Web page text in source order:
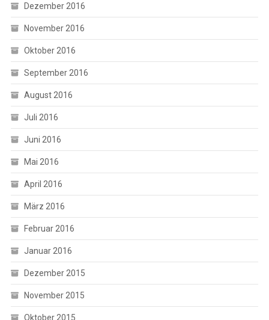
Dezember 2016
November 2016
Oktober 2016
September 2016
August 2016
Juli 2016
Juni 2016
Mai 2016
April 2016
März 2016
Februar 2016
Januar 2016
Dezember 2015
November 2015
Oktober 2015